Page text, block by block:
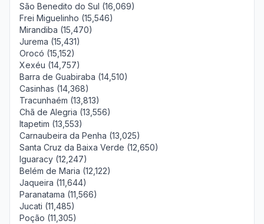
São Benedito do Sul (16,069)
Frei Miguelinho (15,546)
Mirandiba (15,470)
Jurema (15,431)
Orocó (15,152)
Xexéu (14,757)
Barra de Guabiraba (14,510)
Casinhas (14,368)
Tracunhaém (13,813)
Chã de Alegria (13,556)
Itapetim (13,553)
Carnaubeira da Penha (13,025)
Santa Cruz da Baixa Verde (12,650)
Iguaracy (12,247)
Belém de Maria (12,122)
Jaqueira (11,644)
Paranatama (11,566)
Jucati (11,485)
Poção (11,305)